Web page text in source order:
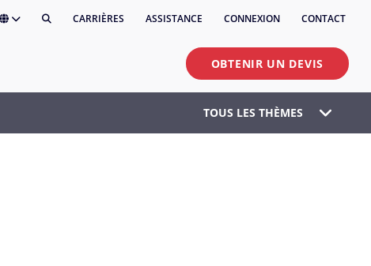
CARRIÈRES ASSISTANCE CONNEXION CONTACT
OBTENIR UN DEVIS
TOUS LES THÈMES